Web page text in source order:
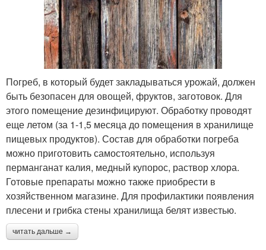
Погреб, в который будет закладываться урожай, должен
быть безопасен для овощей, фруктов, заготовок. Для
этого помещение дезинфицируют. Обработку проводят
еще летом (за 1-1,5 месяца до помещения в хранилище
пищевых продуктов). Состав для обработки погреба
можно приготовить самостоятельно, используя
перманганат калия, медный купорос, раствор хлора.
Готовые препараты можно также приобрести в
хозяйственном магазине. Для профилактики появления
плесени и грибка стены хранилища белят известью.
читать дальше →